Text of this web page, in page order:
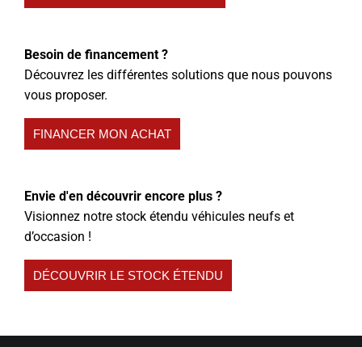
Besoin de financement ?
Découvrez les différentes solutions que nous pouvons
vous proposer.
FINANCER MON ACHAT
Envie d'en découvrir encore plus ?
Visionnez notre stock étendu véhicules neufs et
d’occasion !
DÉCOUVRIR LE STOCK ÉTENDU